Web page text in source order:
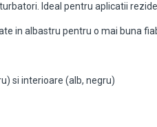
Ideal pentru aplicatii
in albastru pentru o mai buna
si interioare (alb, negru)